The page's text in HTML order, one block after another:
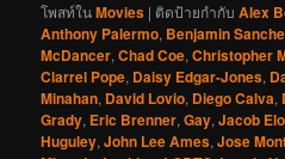
โพสท์ในMovies | ติดป้ายกำกับ Alex
Anthony Palermo, Benjamin
McDancer,Chad Coe,Christopher
Clarrel Pope, Daisy Edgar-Jones,
Minahan, David Lovio, Diego Calva,
Grady, Eric Brenner,Gay,Jacob
Huguley,John Lee Ames,Jose